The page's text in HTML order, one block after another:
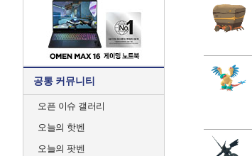
공통 커뮤니티
오픈 이슈 갤러리
오늘의 핫벤
오늘의 팟벤